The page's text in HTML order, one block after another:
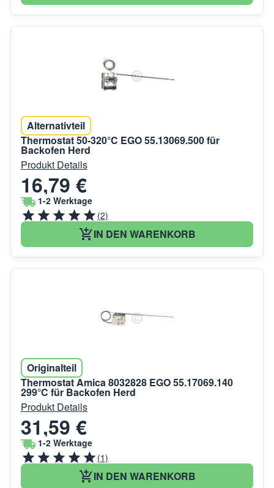
Alternativteil
Thermostat 50-320°C EGO 55.13069.500 für
Backofen Herd
Produkt Details
16,79 €
1-2 Werktage
(2)
IN DEN WARENKORB
Originalteil
Thermostat Amica 8032828 EGO 55.17069.140
299°C für Backofen Herd
Produkt Details
31,59 €
1-2 Werktage
(1)
IN DEN WARENKORB